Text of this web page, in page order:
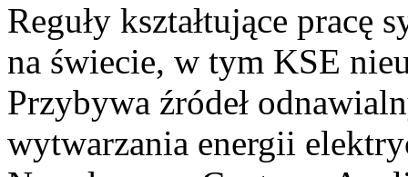
Reguły kształtujące pracę
na świecie, w tym KSE
Przybywa źródeł
wytwarzania energii